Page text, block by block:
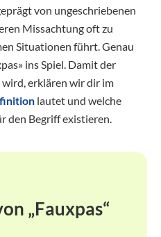
von ungeschriebenen
Missachtung oft zu
Situationen führt. Genau
ins Spiel. Damit der
erklären wir dir im
lautet und welche
den Begriff existieren.
„Fauxpas“